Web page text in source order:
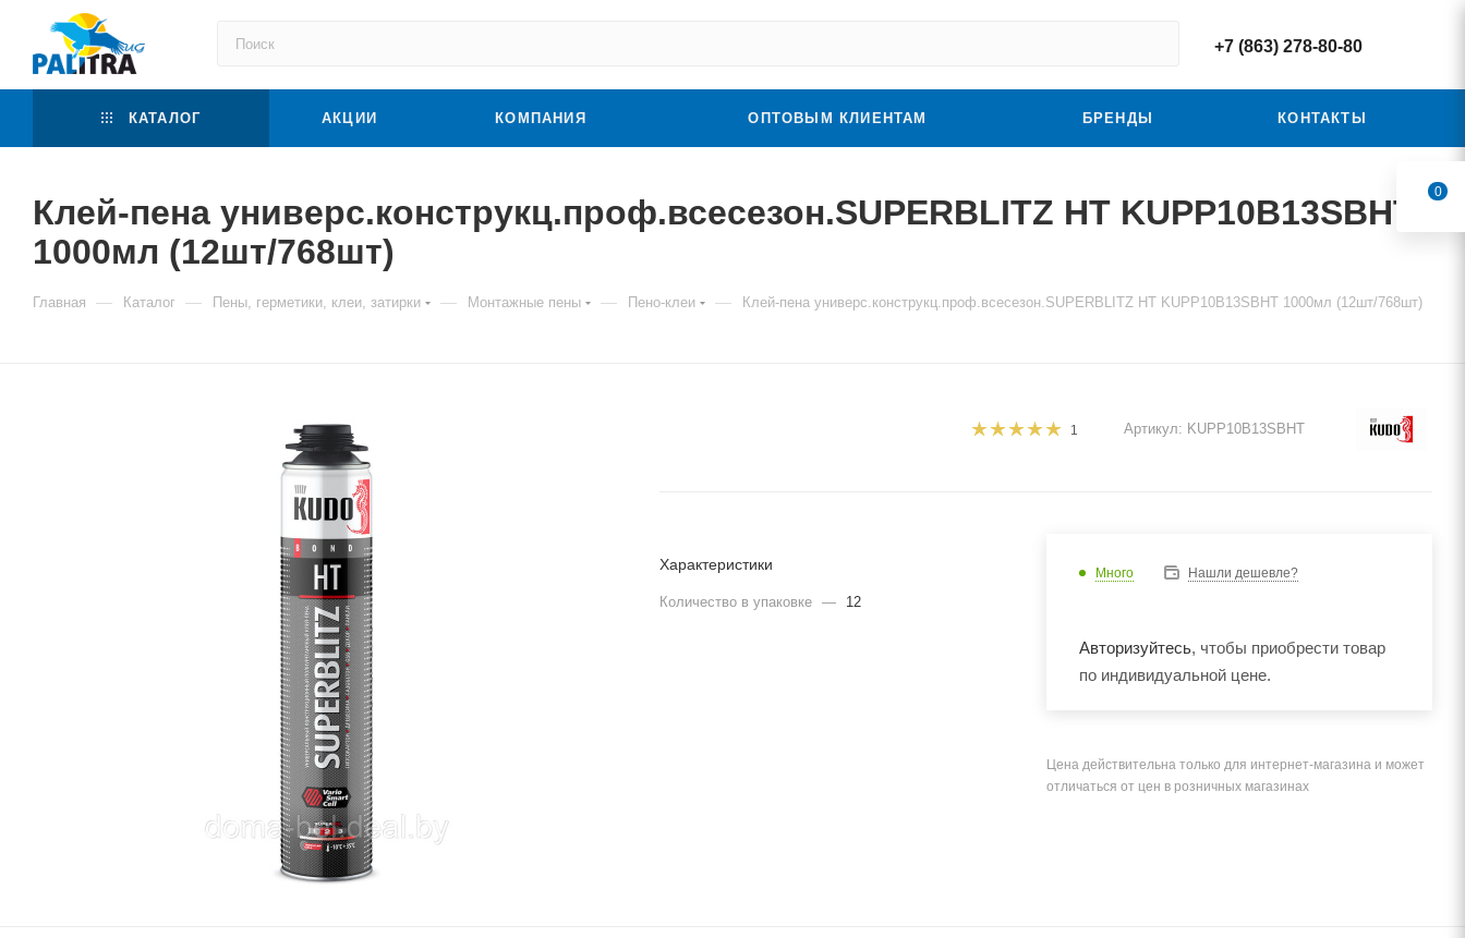
+7 (863) 278-80-80
КАТАЛОГ АКЦИИ КОМПАНИЯ ОПТОВЫМ КЛИЕНТАМ БРЕНДЫ КОНТАКТЫ
Клей-пена универс.конструкц.проф.всесезон.SUPERBLITZ HT KUPP10B13SBHT
1000мл (12шт/768шт)
Главная — Каталог — Пены, герметики, клеи, затирки — Монтажные пены — Пено-клеи — Клей-пена универс.конструкц.проф.всесезон.SUPERBLITZ HT KUPP10B13SBHT 1000мл (12шт/768шт)
1 Артикул: KUPP10B13SBHT
Характеристики
Количество в упаковке — 12
Много Нашли дешевле?
Авторизуйтесь, чтобы приобрести товар
по индивидуальной цене.
Цена действительна только для интернет-магазина и может
отличаться от цен в розничных магазинах
0